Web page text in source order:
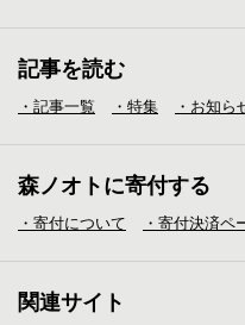
記事を読む
・記事一覧 ・特集 ・お知ら
森ノオトに寄付する
・寄付について ・寄付決済
関連サイト